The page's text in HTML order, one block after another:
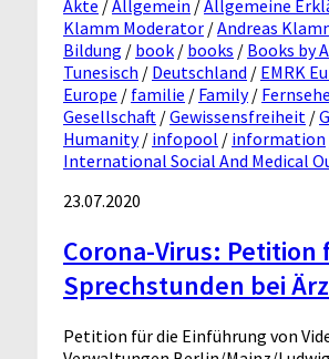
Akte /Allgemein /Allgemeine
Klamm Moderator /Andreas
Bildung / book / books / Books by
Tunesisch / Deutschland / EMRK
Europe / familie / Family/
Gesellschaft /Gewissensfreiheit /
Humanity/ infopool / information
International Social And Medical
23.07.2020
Corona-Virus:
Sprechstunden bei
Petition für die Einführung von